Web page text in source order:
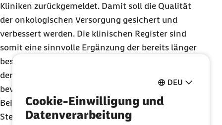
DEU
Cookie-Einwilligung und
Datenverarbeitung
Kliniken zurückgemeldet. Damit soll die Qualität
der onkologischen Versorgung gesichert und
verbessert werden. Die klinischen Register sind
somit eine sinnvolle Ergänzung der bereits länger
bestehenden epidemiologischen Krebsregister,
deren flächendeckende Registerdaten eher
bevölkerungsbezogene Analysen ermöglichen, zum
Beispiel zur Häufigkeit von Krebserkrankungen,
Sterbe- und Überlebensraten.